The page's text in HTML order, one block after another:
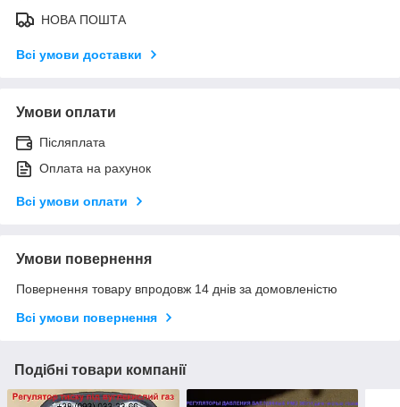
НОВА ПОШТА
Всі умови доставки
Умови оплати
Післяплата
Оплата на рахунок
Всі умови оплати
Умови повернення
Повернення товару впродовж 14 днів за домовленістю
Всі умови повернення
Подібні товари компанії